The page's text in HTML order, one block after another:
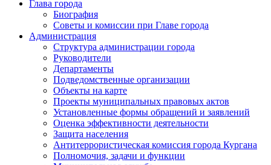
Глава города
Биография
Советы и комиссии при Главе города
Администрация
Структура администрации города
Руководители
Департаменты
Подведомственные организации
Объекты на карте
Проекты муниципальных правовых актов
Установленные формы обращений и заявлений
Оценка эффективности деятельности
Защита населения
Антитеррористическая комиссия города Кургана
Полномочия, задачи и функции